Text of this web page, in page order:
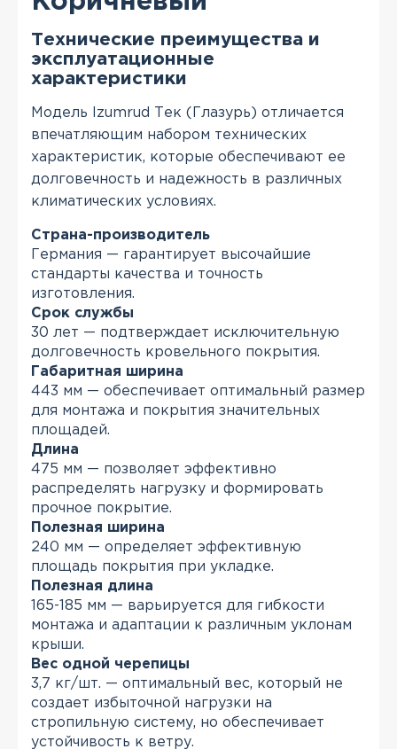
Технические преимущества и
эксплуатационные
характеристики
Модель Izumrud Тек (Глазурь) отличается
впечатляющим набором технических
характеристик, которые обеспечивают ее
долговечность и надежность в различных
климатических условиях.
Страна-производитель
Германия — гарантирует высочайшие
стандарты качества и точность
изготовления.
Срок службы
30 лет — подтверждает исключительную
долговечность кровельного покрытия.
Габаритная ширина
443 мм — обеспечивает оптимальный размер
для монтажа и покрытия значительных
площадей.
Длина
475 мм — позволяет эффективно
распределять нагрузку и формировать
прочное покрытие.
Полезная ширина
240 мм — определяет эффективную
площадь покрытия при укладке.
Полезная длина
165-185 мм — варьируется для гибкости
монтажа и адаптации к различным уклонам
крыши.
Вес одной черепицы
3,7 кг/шт. — оптимальный вес, который не
создает избыточной нагрузки на
стропильную систему, но обеспечивает
устойчивость к ветру.